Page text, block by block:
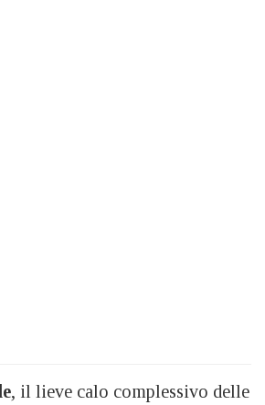
, il lieve calo complessivo delle